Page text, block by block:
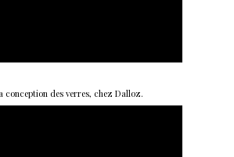
conception des verres, chez Dalloz.